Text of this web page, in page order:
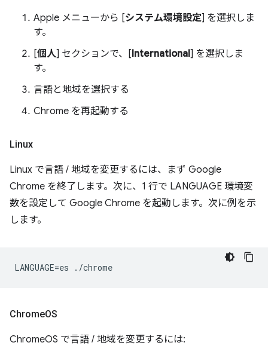
Apple メニューから [システム環境設定] を選択しま
す。
[個人] セクションで、[International] を選択しま
す。
言語と地域を選択する
Chrome を再起動する
Linux
Linux で言語 / 地域を変更するには、まず Google
Chrome を終了します。次に、1 行で LANGUAGE 環境変
数を設定して Google Chrome を起動します。次に例を示
します。
ChromeOS
ChromeOS で言語 / 地域を変更するには: